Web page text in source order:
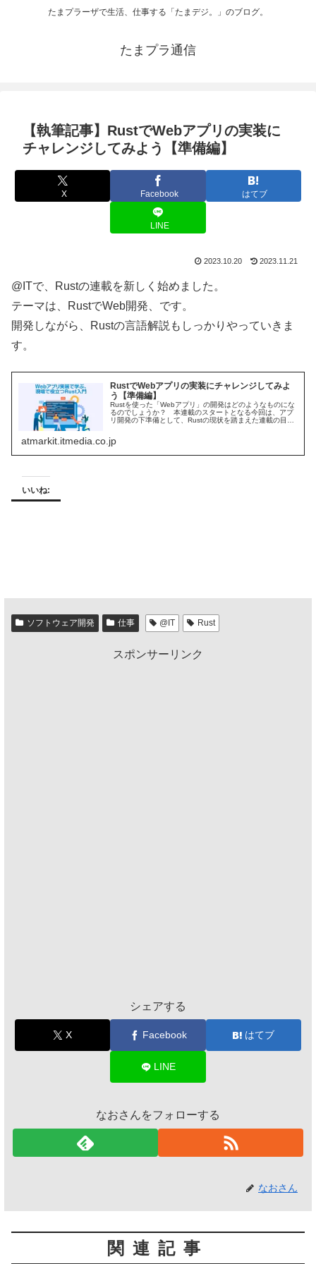
たまプラーザで生活、仕事する「たまデジ。」のブログ。
たまプラ通信
【執筆記事】RustでWebアプリの実装に
チャレンジしてみよう【準備編】
X Facebook はてブ
LINE
2023.10.20 2023.11.21
@ITで、Rustの連載を新しく始めました。
テーマは、RustでWeb開発、です。
開発しながら、Rustの言語解説もしっかりやっていきま
す。
RustでWebアプリの実装にチャレンジしてみよ
う【準備編】
Rustを使った「Webアプリ」の開発はどのようなものにな
るのでしょうか？ 本連載のスタートとなる今回は、アプ
リ開発の下準備として、Rustの現状を踏まえた連載の目的
ロジェクト管理の...
atmarkit.itmedia.co.jp
いいね:
ソフトウェア開発 仕事 @IT Rust
スポンサーリンク
シェアする
X Facebook はてブ
LINE
なおさんをフォローする
なおさん
関連記事